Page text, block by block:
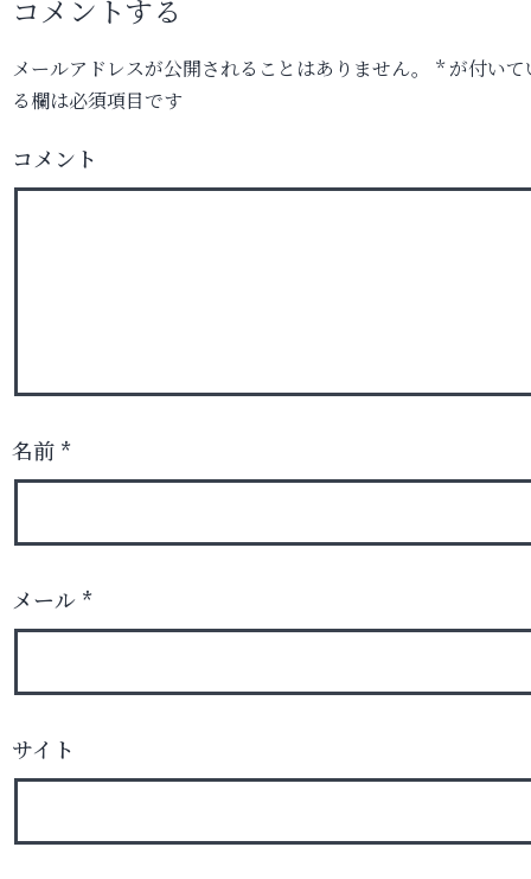
コメントする
メールアドレスが公開されることはありません。 *が付いて
る欄は必須項目です
コメント
名前 *
メール *
サイト